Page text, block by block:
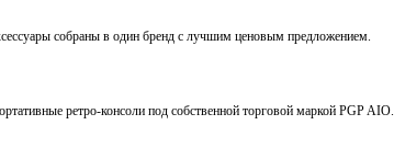
собраны в один бренд с лучшим ценовым предложением.
ретро-консоли под собственной торговой маркой PGP AIO.